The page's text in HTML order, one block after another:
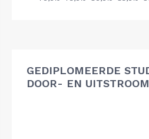
GEDIPLOMEERDE
DOOR- EN UITSTROOM